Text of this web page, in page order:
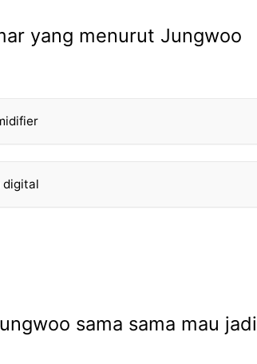
yang menurut Jungwoo
digital
sama sama mau jadi